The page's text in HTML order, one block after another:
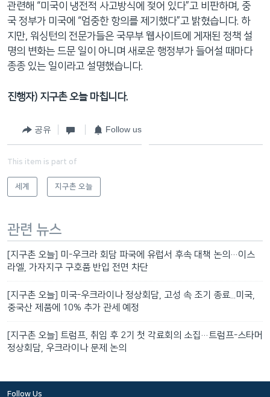
관련해 “미국이 냉전적 사고방식에 젖어 있다”고 비판하며, 중
국 정부가 미국에 “엄중한 항의를 제기했다”고 밝혔습니다. 하
지만, 워싱턴의 전문가들은 국무부 웹사이트에 게재된 정책 설
명의 변화는 드문 일이 아니며 새로운 행정부가 들어설 때마다
종종 있는 일이라고 설명했습니다.
진행자) 지구촌 오늘 마칩니다.
공유 Follow us
This item is part of
세계 지구촌 오늘
관련 뉴스
[지구촌 오늘] 미-우크라 회담 파국에 유럽서 후속 대책 논의…이스
라엘, 가자지구 구호품 반입 전면 차단
[지구촌 오늘] 미국-우크라이나 정상회담, 고성 속 조기 종료...미국,
중국산 제품에 10% 추가 관세 예정
[지구촌 오늘] 트럼프, 취임 후 2기 첫 각료회의 소집…트럼프-스타머
정상회담, 우크라이나 문제 논의
Follow Us